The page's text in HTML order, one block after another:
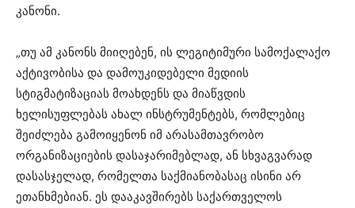
კანონი.
„თუ ამ კანონს მიიღებენ, ის ლეგიტიმური სამოქალაქო
აქტივობისა და დამოუკიდებელი მედიის
სტიგმატიზაციას მოახდენს და მიაწვდის
ხელისუფლებას ახალ ინსტრუმენტებს, რომლებიც
შეიძლება გამოიყენონ იმ არასამთავრობო
ორგანიზაციების დასაჯარიმებლად, ან სხვაგვარად
დასასჯელად, რომელთა საქმიანობასაც ისინი არ
ეთანხმებიან. ეს დააკავშირებს საქართველოს